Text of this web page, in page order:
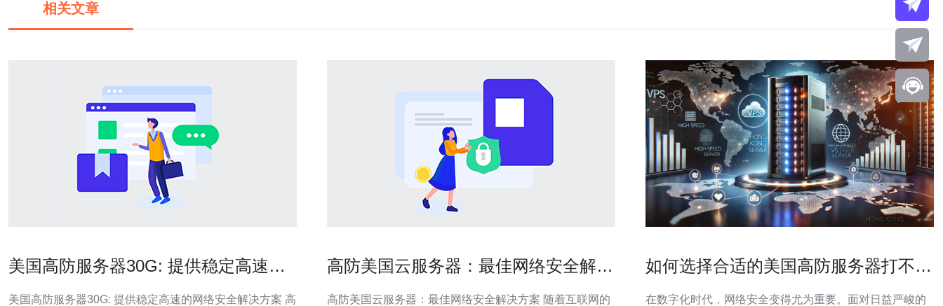
相关文章
美国高防服务器30G: 提供稳定高速的
美国高防服务器30G: 提供稳定高速的网络安全解决方案 高
高防美国云服务器：最佳网络安全解决
高防美国云服务器：最佳网络安全解决方案 随着互联网的
如何选择合适的美国高防服务器打不死
在数字化时代，网络安全变得尤为重要。面对日益严峻的